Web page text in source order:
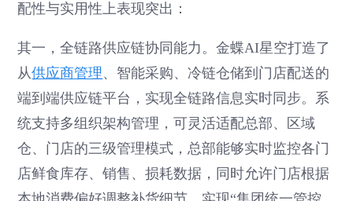
配性与实用性上表现突出：
其一，全链路供应链协同能力。金蝶AI星空打造了
从供应商管理、智能采购、冷链仓储到门店配送的
端到端供应链平台，实现全链路信息实时同步。系
统支持多组织架构管理，可灵活适配总部、区域
仓、门店的三级管理模式，总部能够实时监控各门
店鲜食库存、销售、损耗数据，同时允许门店根据